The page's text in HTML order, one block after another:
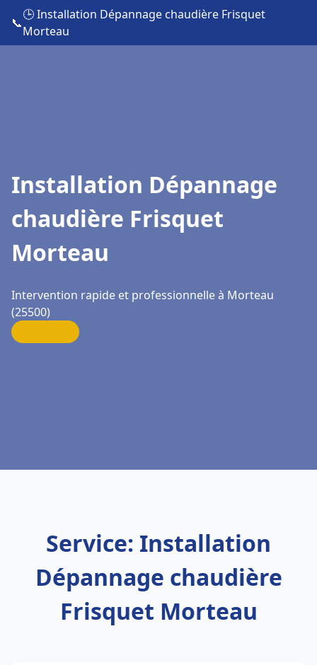
📞
🕒 Installation Dépannage chaudière Frisquet
Morteau
Installation Dépannage
chaudière Frisquet
Morteau
Intervention rapide et professionnelle à Morteau
(25500)
Service: Installation
Dépannage chaudière
Frisquet Morteau